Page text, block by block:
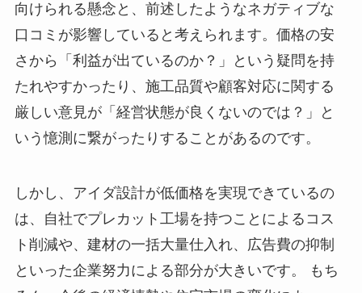
向けられる懸念と、前述したようなネガティブな
口コミが影響していると考えられます。価格の安
さから「利益が出ているのか？」という疑問を持
たれやすかったり、施工品質や顧客対応に関する
厳しい意見が「経営状態が良くないのでは？」と
いう憶測に繋がったりすることがあるのです。
しかし、アイダ設計が低価格を実現できているの
は、自社でプレカット工場を持つことによるコス
ト削減や、建材の一括大量仕入れ、広告費の抑制
といった企業努力による部分が大きいです。 もち